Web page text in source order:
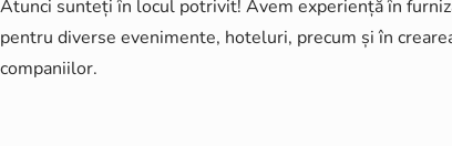
Atunci sunteți în locul potrivit! Avem experiență în
pentru diverse evenimente, hoteluri, precum și în
companiilor.